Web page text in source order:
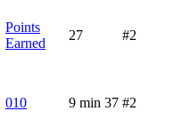
Points
Earned
27 #2
010 9 min 37 #2